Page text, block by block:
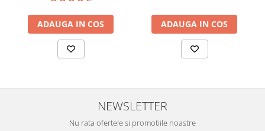
ADAUGA IN COS ADAUGA IN COS
NEWSLETTER
Nu rata ofertele si promotiile noastre